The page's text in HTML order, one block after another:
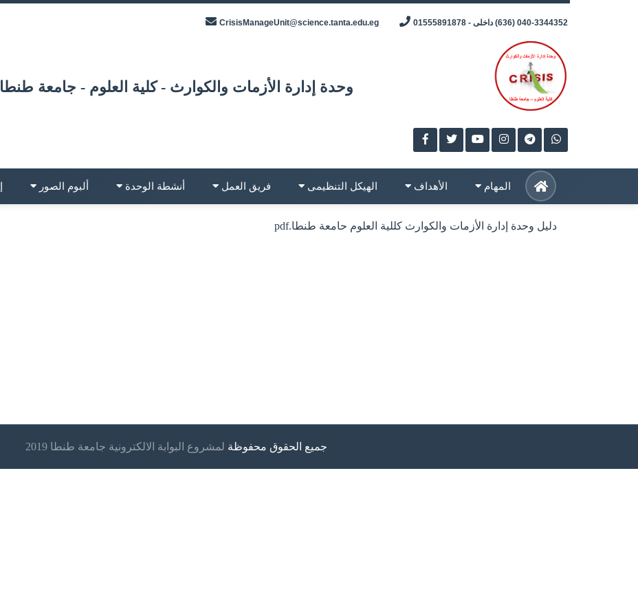
وحدة إدارة الأزمات والكوارث - كلية العلوم - جامعة طنطا
040-3344352 (636) داخلى - 01555891878 CrisisManageUnit@science.tanta.edu.eg
المهام الأهداف الهيكل التنظيمى فريق العمل أنشطة الوحدة ألبوم الصور
دليل وحدة إدارة الأزمات والكوارث كللية العلوم حامعة طنطا.pdf
جميع الحقوق محفوظة لمشروع البوابة الالكترونية جامعة طنطا 2019